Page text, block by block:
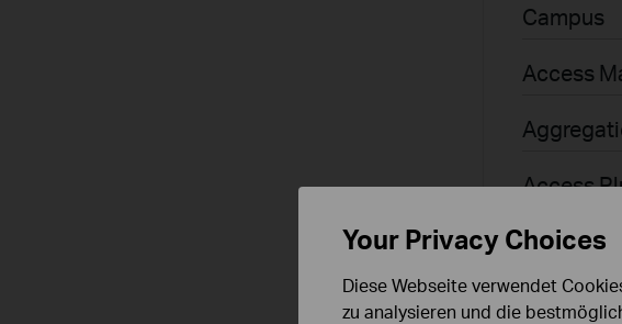
Campus
Access
Access
Access
Access
Your Privacy Choices
Diese Webseite verwendet
zu analysieren und die